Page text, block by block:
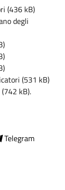
(436 kB)
degli
(531 kB)
kB).
Telegram